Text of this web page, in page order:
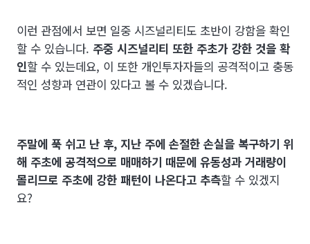
이런 관점에서 보면 일중 시즈널리티도 초반이 강함을 확인
할 수 있습니다. 주중 시즈널리티 또한 주초가 강한 것을 확
인할 수 있는데요, 이 또한 개인투자자들의 공격적이고 충동
적인 성향과 연관이 있다고 볼 수 있겠습니다.
주말에 푹 쉬고 난 후, 지난 주에 손절한 손실을 복구하기 위
해 주초에 공격적으로 매매하기 때문에 유동성과 거래량이
몰리므로 주초에 강한 패턴이 나온다고 추측할 수 있겠지
요?